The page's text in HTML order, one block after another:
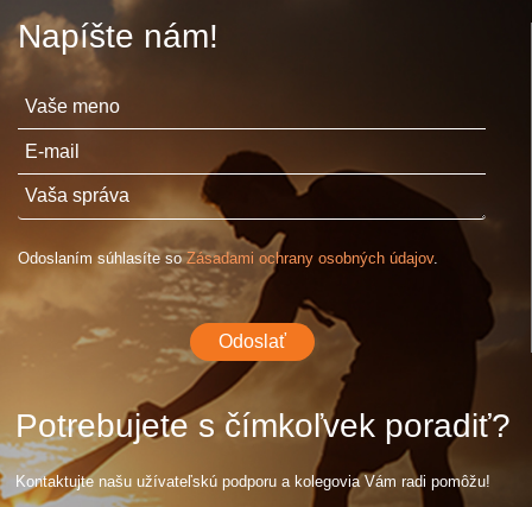
Objednávkový formulár - Jednoduchý návod (1/2)
Objednávkový formulár - Jednoduchý návod (2/2)
Napíšte nám!
Odoslaním súhlasíte soZásadami ochrany osobných údajov.
Potrebujete s čímkoľvek poradiť?
Kontaktujte našu užívateľskú podporu a kolegovia Vám radi pomôžu!